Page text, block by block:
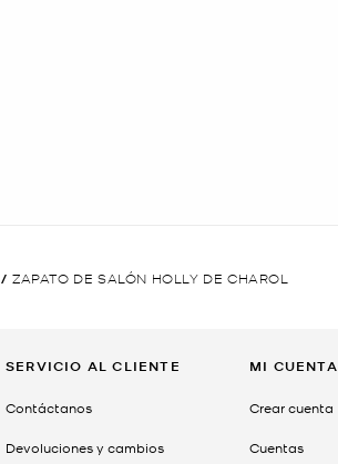
/ ZAPATO DE SALÓN HOLLY DE CHAROL
SERVICIO AL CLIENTE
Contáctanos
Devoluciones y cambios
MI CUENTA
Crear cuenta
Cuentas